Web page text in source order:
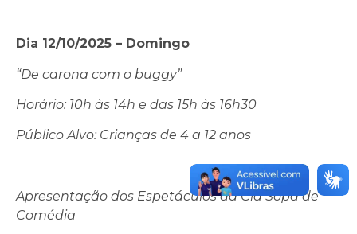
Dia 12/10/2025 – Domingo
“De carona com o buggy”
Horário: 10h às 14h e das 15h às 16h30
Público Alvo: Crianças de 4 a 12 anos
Apresentação dos Espetáculos da Cia Sopa de
Comédia